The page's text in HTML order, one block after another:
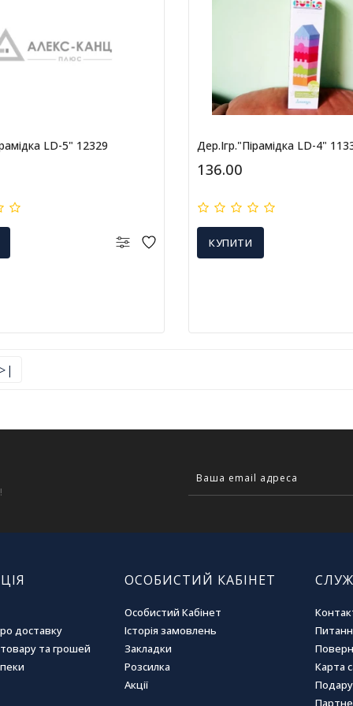
LD-5" 12329 Дер.ігр."Пірамідка LD-4"
136.00
КУПИТИ
>|
доставку
та грошей
ОСОБИСТИЙ КАБІНЕТ
Особистий Кабінет
Історія замовлень
Закладки
Розсилка
Акції
Карта